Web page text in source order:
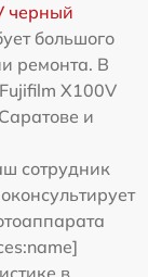
черный
большого
ремонта. В
X100V
и
сотрудник
в